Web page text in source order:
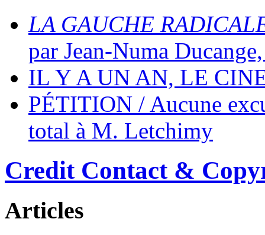
LA GAUCHE
par Jean-Numa
IL Y A UN AN, LE
PÉTITION / Aucune
total à M. Letchimy
Credit Contact &
Articles